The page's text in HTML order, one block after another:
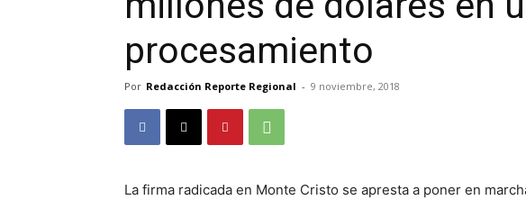
procesamiento
Por Redacción Reporte Regional - 9 noviembre, 2018
La firma radicada en Monte Cristo se apresta a poner en